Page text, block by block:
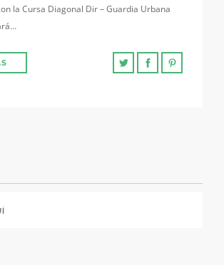
la Cursa Diagonal Dir – Guardia Urbana